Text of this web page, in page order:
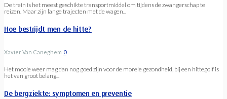
De trein is het meest geschikte transportmiddel om tijdens de zwangerschap te
reizen. Maar zijn lange trajecten met de wagen...
Hoe bestrijdt men de hitte?
Xavier Van Caneghem 0
Het mooie weer mag dan nog goed zijn voor de morele gezondheid, bij een hittegolf is
het van groot belang...
De bergziekte: symptomen en preventie